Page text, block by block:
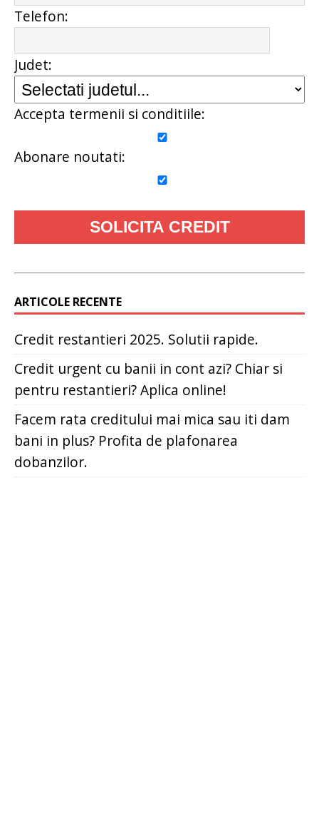
Telefon:
Judet:
Accepta termenii si conditiile:
Abonare noutati:
ARTICOLE RECENTE
Credit restantieri 2025. Solutii rapide.
Credit urgent cu banii in cont azi? Chiar si
pentru restantieri? Aplica online!
Facem rata creditului mai mica sau iti dam
bani in plus? Profita de plafonarea
dobanzilor.